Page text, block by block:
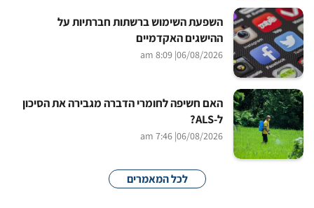
השפעת השימוש ברשתות חברתיות על
ההישגים האקדמיים
06/08/2026
| 8:09 am
האם חשיפה לחומרי הדברה מגבירה את הסיכון
ל-ALS?
06/08/2026
| 7:46 am
לכל המאמרים